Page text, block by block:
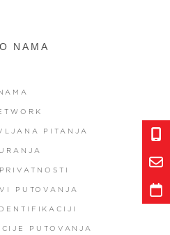
NAMA
PITANJA
PUTOVANJA
PUTOVANJA